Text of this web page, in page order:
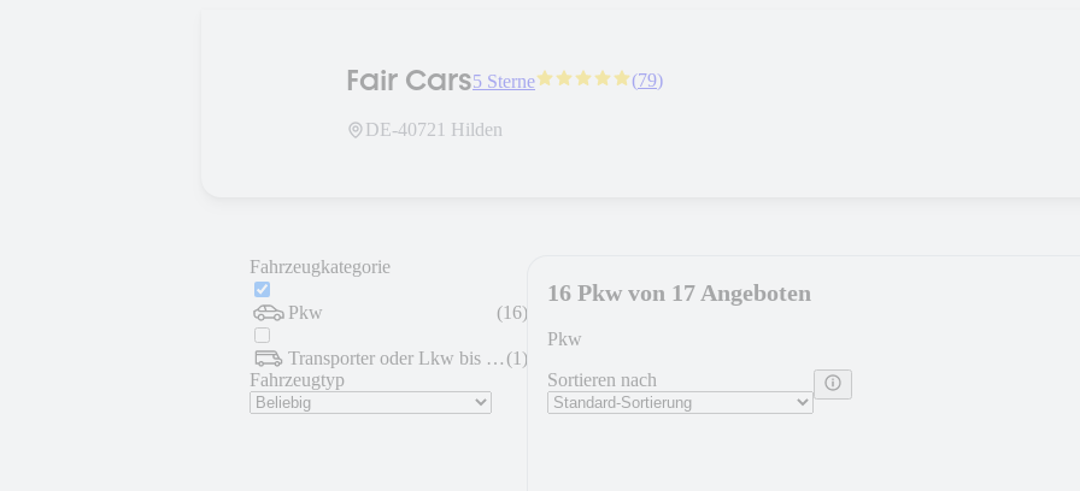
Fair Cars5 Sterne (79)
DE-40721 Hilden
Fahrzeugkategorie
Pkw (16)
Transporter oder Lkw bis 7,5 t (1)
Fahrzeugtyp
16 Pkw von 17 Angeboten
Pkw
Sortieren nach